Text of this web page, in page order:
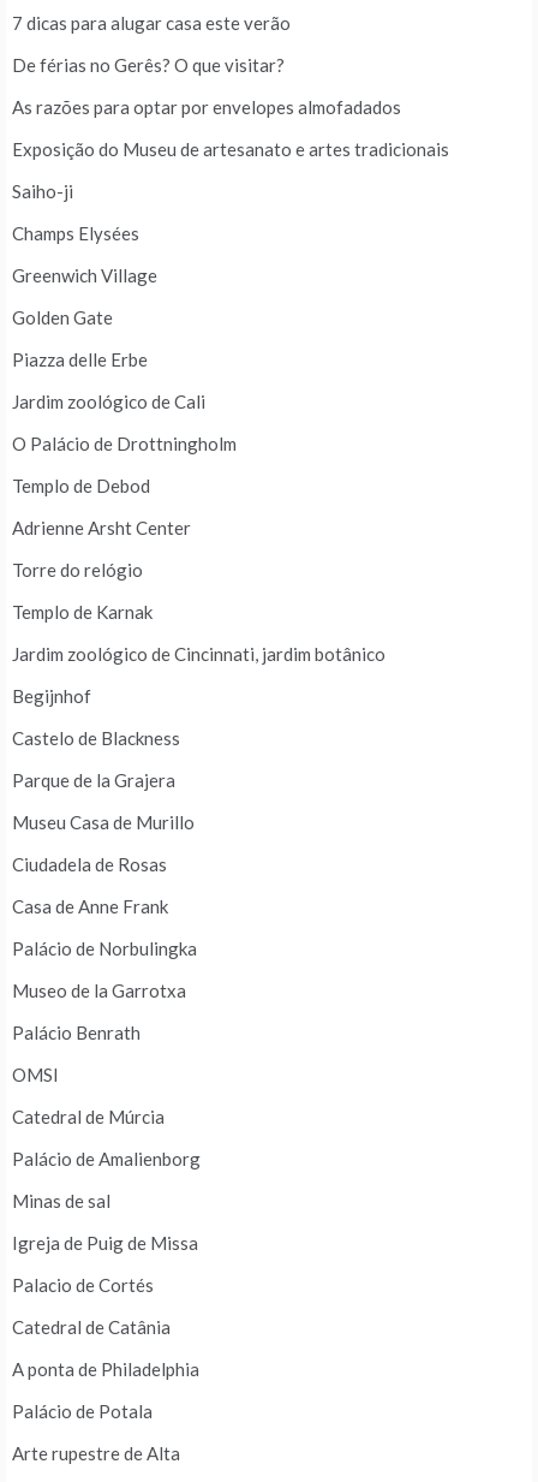
7 dicas para alugar casa este verão
De férias no Gerês? O que visitar?
As razões para optar por envelopes almofadados
Exposição do Museu de artesanato e artes tradicionais
Saiho-ji
Champs Elysées
Greenwich Village
Golden Gate
Piazza delle Erbe
Jardim zoológico de Cali
O Palácio de Drottningholm
Templo de Debod
Adrienne Arsht Center
Torre do relógio
Templo de Karnak
Jardim zoológico de Cincinnati, jardim botânico
Begijnhof
Castelo de Blackness
Parque de la Grajera
Museu Casa de Murillo
Ciudadela de Rosas
Casa de Anne Frank
Palácio de Norbulingka
Museo de la Garrotxa
Palácio Benrath
OMSI
Catedral de Múrcia
Palácio de Amalienborg
Minas de sal
Igreja de Puig de Missa
Palacio de Cortés
Catedral de Catânia
A ponta de Philadelphia
Palácio de Potala
Arte rupestre de Alta